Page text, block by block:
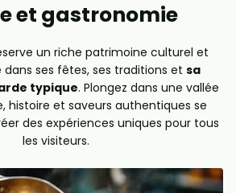
et gastronomie
un riche patrimoine culturel et
ses fêtes, ses traditions et sa
typique. Plongez dans une vallée
histoire et saveurs authentiques se
des expériences uniques pour tous
les visiteurs.